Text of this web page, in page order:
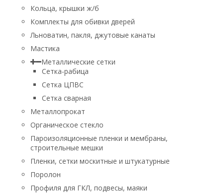
Кольца, крышки ж/б
Комплекты для обивки дверей
Льноватин, пакля, джутовые канаты
Мастика
Металлические сетки
Сетка-рабица
Сетка ЦПВС
Сетка сварная
Металлопрокат
Органическое стекло
Пароизоляционные пленки и мембраны,
строительные мешки
Пленки, сетки москитные и штукатурные
Поролон
Профиля для ГКЛ, подвесы, маяки